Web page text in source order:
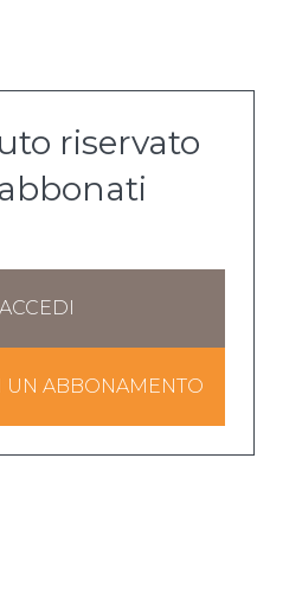
riservato
ACCEDI
UN ABBONAMENTO